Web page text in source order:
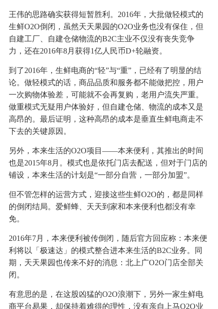
王伟的思路确实获得短暂胜利。2016年，大批做轻模式的
生鲜O2O倒闭，虽然天天果园的O2O业务也没有保住，但
自建工厂、自建仓储物流的B2C主业不仅没有丧失竞争
力，还在2016年8月获得1亿人民币D+轮融资。
到了2016年，生鲜电商的“轻”与“重”，已经有了明显的结
论。做轻模式的话，商品品质和服务都不能做把控，用户
一次购物体验差，可能就不会再复购，老用户流失严重。
做重模式无疑用户体验好，但自建仓储、物流的成本又是
高昂的。最后证明，这种高昂的成本是垂直生鲜电商走不
下去的关键原因。
另外，本来生活的O2O项目——本来便利，其推出的时间
也是2015年8月。模式也是依托门店去配送，但对于门店的
铺设，本来生活的计划是“一部分自营，一部分加盟”。
但不管怎样的运营方式，迎接这些生鲜O2O的，都是同样
的倒闭结局。爱鲜蜂、天天到家和本来便利也都没有幸
免。
2016年7月，本来便利被传倒闭，随后官方回应称：本来便
利将以「极速达」的模式整合进本来生活的B2C业务。同
期，天天果园也传来不好的消息：北上广O2O门店全部关
闭。
有意思的是，在这股凶猛的O2O浪潮下，另外一家生鲜电
商平台易果，却保持着难得的理性，没有亲自上马O2O业